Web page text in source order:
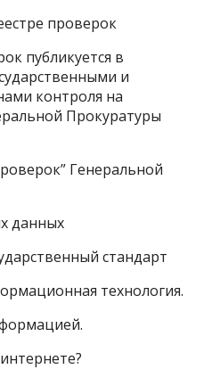
проверок
публикуется в
и
контроля на
Прокуратуры
Генеральной
данных
стандарт
технология.